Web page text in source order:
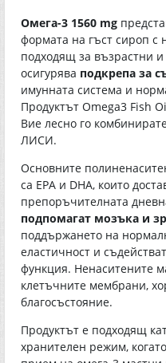
Омега-3 1560 mg
формата на гъст сироп с
подходящ за възрастни
осигурява подкрепа за
имунната система и
Продуктът Omega3 Fish
Вие лесно го
ЛИСИ.
Основните
са EPA и DHA, които
препоръчителната
подпомагат мозъка и
поддържането на
еластичност и
функция. Ненаситените
клетъчните мембрани,
благосъстояние.
Продуктът е подходящ
хранителен режим,